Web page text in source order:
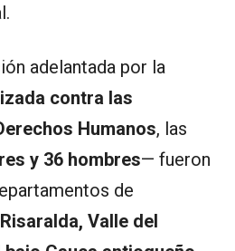
adelantada por la
contra las
Humanos, las
y 36 hombres— fueron
de
Valle del